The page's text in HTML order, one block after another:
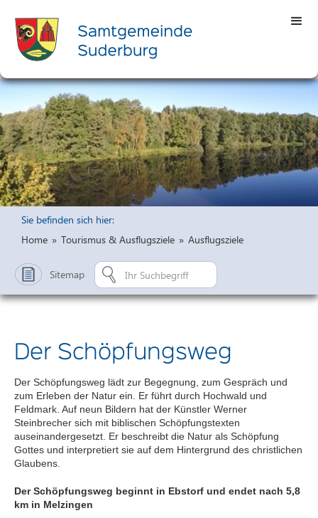
Sie befinden sich hier:
Home » Tourismus & Ausflugsziele » Ausflugsziele
Sitemap
Der Schöpfungsweg
Der Schöpfungsweg lädt zur Begegnung, zum Gespräch und
zum Erleben der Natur ein. Er führt durch Hochwald und
Feldmark. Auf neun Bildern hat der Künstler Werner
Steinbrecher sich mit biblischen Schöpfungstexten
auseinandergesetzt. Er beschreibt die Natur als Schöpfung
Gottes und interpretiert sie auf dem Hintergrund des christlichen
Glaubens.
Der Schöpfungsweg beginnt in Ebstorf und endet nach 5,8
km in Melzingen